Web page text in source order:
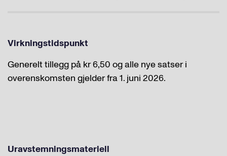
Virkningstidspunkt
Generelt tillegg på kr 6,50 og alle nye satser i
overenskomsten gjelder fra 1. juni 2026.
Uravstemningsmateriell